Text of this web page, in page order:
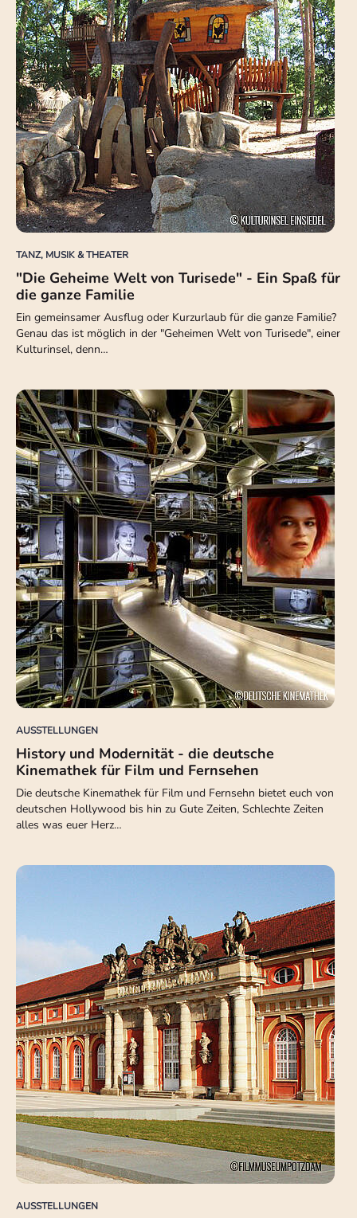
TANZ, MUSIK & THEATER
"Die Geheime Welt von Turisede" - Ein Spaß für
die ganze Familie
Ein gemeinsamer Ausflug oder Kurzurlaub für die ganze Familie?
Genau das ist möglich in der "Geheimen Welt von Turisede", einer
Kulturinsel, denn…
AUSSTELLUNGEN
History und Modernität - die deutsche
Kinemathek für Film und Fernsehen
Die deutsche Kinemathek für Film und Fernsehn bietet euch von
deutschen Hollywood bis hin zu Gute Zeiten, Schlechte Zeiten
alles was euer Herz…
AUSSTELLUNGEN